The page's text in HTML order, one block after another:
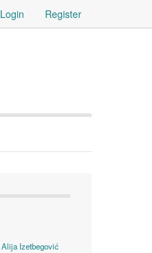
Login Register
Alija Izetbegović